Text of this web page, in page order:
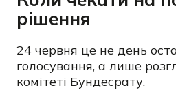
рішення
24 червня це не день
голосування, а лише
комітеті Бундесрату.